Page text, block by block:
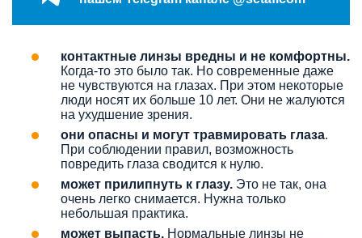
контактные линзы вредны и не комфортны.
Когда-то это было так. Но современные даже
не чувствуются на глазах. При этом некоторые
люди носят их больше 10 лет. Они не жалуются
на ухудшение зрения.
они опасны и могут травмировать глаза.
При соблюдении правил, возможность
повредить глаза сводится к нулю.
может прилипнуть к глазу. Это не так, она
очень легко снимается. Нужна только
небольшая практика.
может выпасть. Нормальные линзы не